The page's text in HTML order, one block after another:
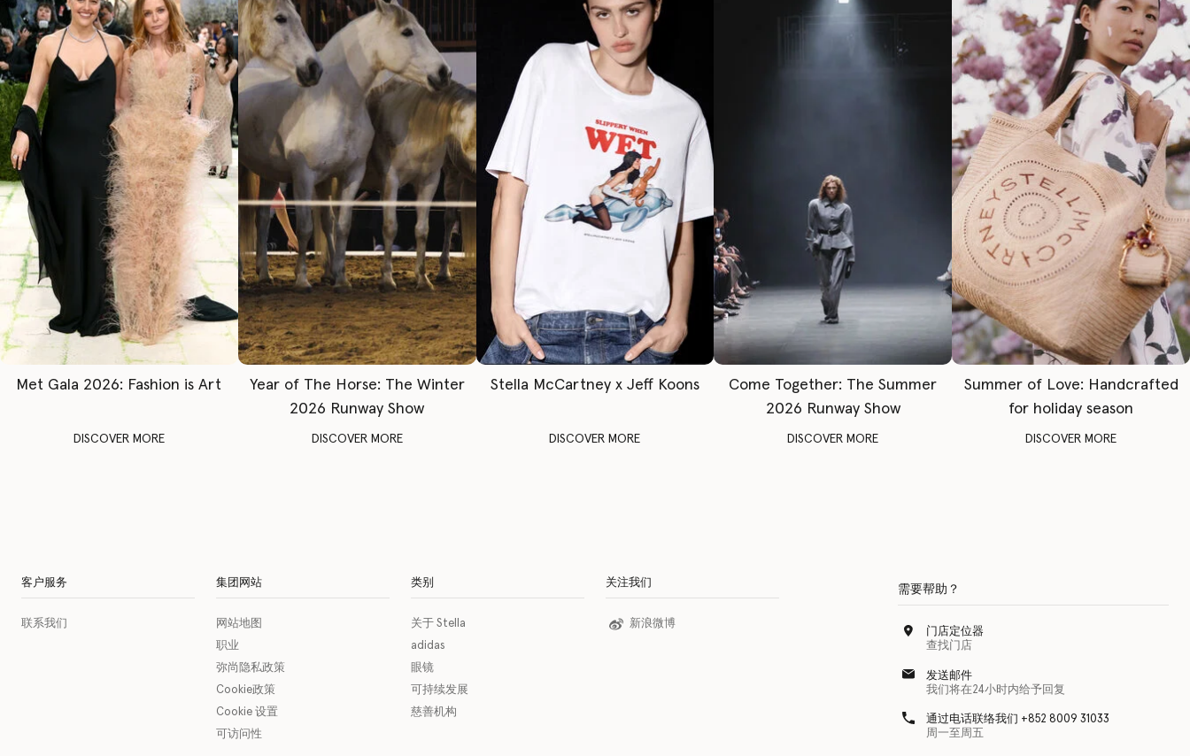
Met Gala 2026: Fashion is Art
DISCOVER MORE
Year of The Horse: The Winter
2026 Runway Show
DISCOVER MORE
Stella McCartney x Jeff Koons
DISCOVER MORE
Come Together: The Summer
2026 Runway Show
DISCOVER MORE
Summer of Love: Handcrafted
for holiday season
DISCOVER MORE
客户服务
联系我们
集团网站
网站地图
职业
弥尚隐私政策
Cookie政策
Cookie 设置
可访问性
类别
关于 Stella
adidas
眼镜
可持续发展
慈善机构
关注我们
新浪微博
需要帮助？
门店定位器
查找门店
发送邮件
我们将在24小时内给予回复
通过电话联络我们 +852 8009 31033
周一至周五